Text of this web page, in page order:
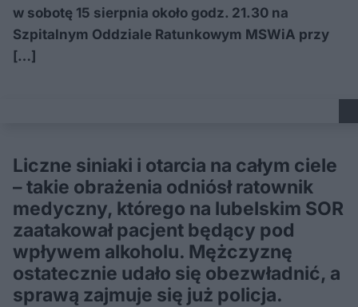
w sobotę 15 sierpnia około godz. 21.30 na
Szpitalnym Oddziale Ratunkowym MSWiA przy
[…]
Liczne siniaki i otarcia na całym ciele
– takie obrażenia odniósł ratownik
medyczny, którego na lubelskim SOR
zaatakował pacjent będący pod
wpływem alkoholu. Mężczyznę
ostatecznie udało się obezwładnić, a
sprawą zajmuje się już policja.